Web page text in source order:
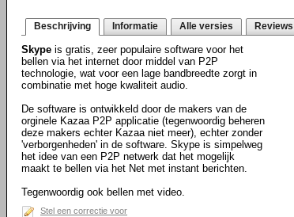
Beschrijving Informatie Alle versies Reviews
Skype is gratis, zeer populaire software voor het
bellen via het internet door middel van P2P
technologie, wat voor een lage bandbreedte zorgt in
combinatie met hoge kwaliteit audio.
De software is ontwikkeld door de makers van de
orginele Kazaa P2P applicatie (tegenwoordig beheren
deze makers echter Kazaa niet meer), echter zonder
'verborgenheden' in de software. Skype is simpelweg
het idee van een P2P netwerk dat het mogelijk
maakt te bellen via het Net met instant berichten.
Tegenwoordig ook bellen met video.
Stel een correctie voor